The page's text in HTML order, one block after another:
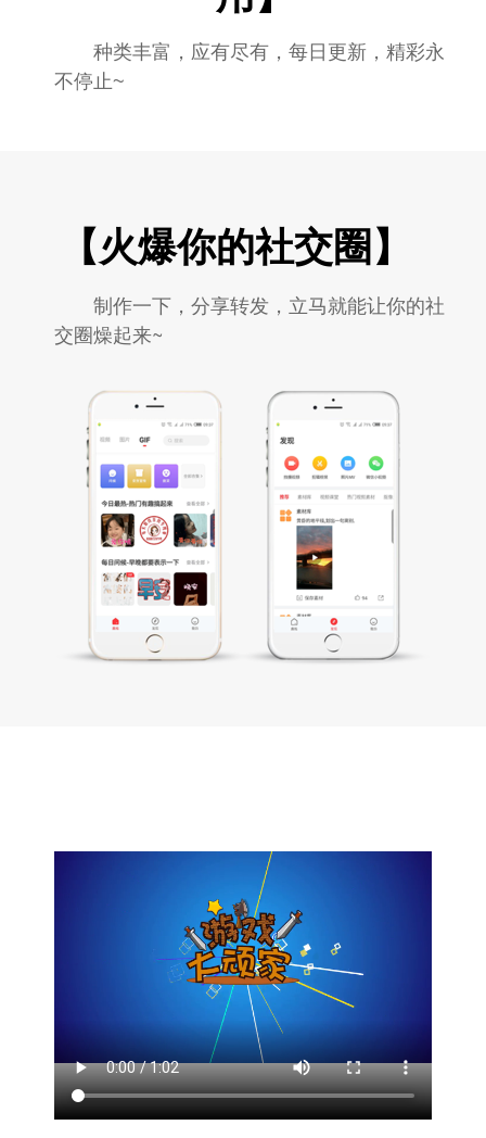
种类丰富，应有尽有，每日更新，精彩永
不停止~
【火爆你的社交圈】
制作一下，分享转发，立马就能让你的社
交圈燥起来~